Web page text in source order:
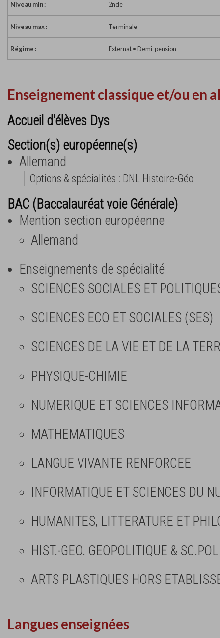
Niveau min : 2nde
Niveau max : Terminale
Régime : Externat • Demi-pension
Enseignement classique et/ou en
Accueil d'élèves Dys
Section(s) européenne(s)
Allemand
Options & spécialités : DNL Histoire-Géo
BAC (Baccalauréat voie Générale)
Mention section européenne
Allemand
Enseignements de spécialité
SCIENCES SOCIALES ET
SCIENCES ECO ET SOCIALES (SES)
SCIENCES DE LA VIE ET DE LA
PHYSIQUE-CHIMIE
NUMERIQUE ET SCIENCES
MATHEMATIQUES
LANGUE VIVANTE RENFORCEE
INFORMATIQUE ET SCIENCES DU
HUMANITES, LITTERATURE ET
HIST.-GEO. GEOPOLITIQUE &
ARTS PLASTIQUES HORS
Langues enseignées